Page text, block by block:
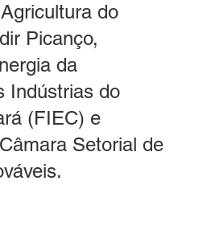
do
Picanço,
da
Indústrias do
(FIEC) e
Setorial de